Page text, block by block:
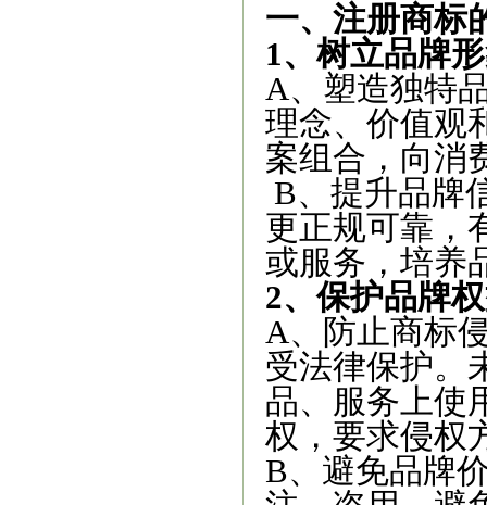
一、注册商标
1、树立品牌
A、塑造独特
理念、价值观
案组合，向消
B、提升品牌
更正规可靠，
或服务，培养
2、保护品牌
A、防止商标
受法律保护。
品、服务上使
权，要求侵权
B、避免品牌